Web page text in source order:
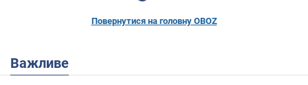
Повернутися на головну OBOZ
Важливе